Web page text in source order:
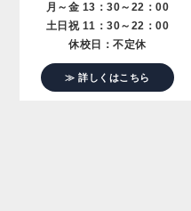
月～金 13：30～22：00
土日祝 11：30～22：00
休校日：不定休
≫ 詳しくはこちら